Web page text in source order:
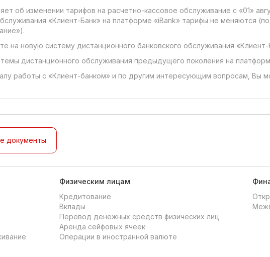
об изменении тарифов на расчетно-кассовое обслуживание с «01»
«Клиент-Банк» на платформе «iBank» тарифы не меняются
на новую систему дистанционного банковского обслуживания «Клиент-
дистанционного обслуживания предыдущего поколения на
работы с «Клиент-банком» и по другим интересующим вопросам, Вы
документы
Физическим лицам
Кредитование
Вклады
Перевод денежных средств физических лиц
Аренда сейфовых ячеек
Операции в иностранной валюте